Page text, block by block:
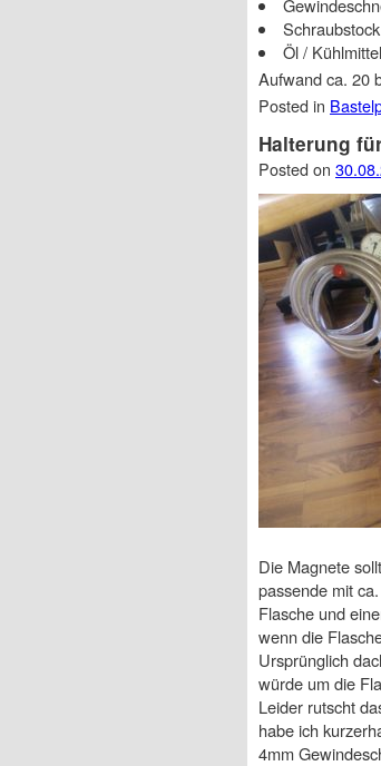
Schraubstock
Öl /
Aufwand ca. 20
Posted in
Halterung
Posted on
Die Magnete
passende mit
Flasche und
wenn die
Ursprünglich
würde um die
Leider rutscht
habe ich
4mm